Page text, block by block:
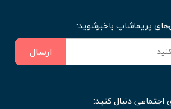
پریماشاپ باخبرشوید:
ارسال
اجتماعی دنبال کنید: